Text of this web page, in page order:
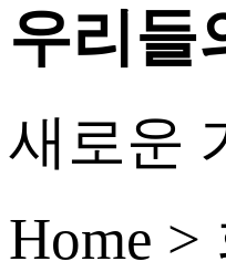
우리들
새로운
Home